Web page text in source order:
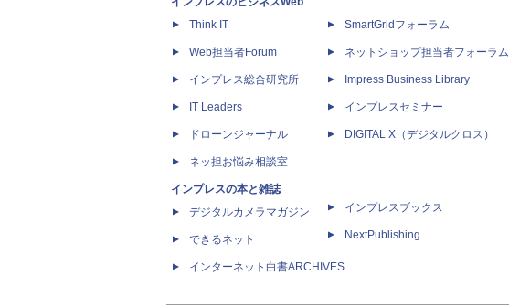
Think IT
Web担当者Forum
インプレス総合研究所
IT Leaders
ドローンジャーナル
ネッ担お悩み相談室
インプレスの本と雑誌
デジタルカメラマガジン
できるネット
インターネット白書ARCHIVES
SmartGridフォーラム
ネットショップ担当者フォーラム
Impress Business Library
インプレスセミナー
DIGITAL X（デジタルクロス）
インプレスブックス
NextPublishing